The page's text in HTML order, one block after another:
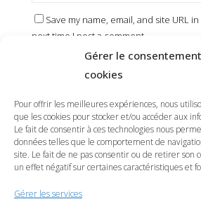
Gérer le
cookies
Pour offrir les meilleures expériences, nous
que les cookies pour stocker et/ou accéder aux
Le fait de consentir à ces technologies nous
données telles que le comportement de
site. Le fait de ne pas consentir ou de retirer son
un effet négatif sur certaines caractéristiques et
Gérer les services
Save my name, email, and site URL
next time I post a comment.